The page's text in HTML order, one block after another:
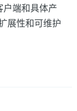
端和具体产
展性和可维护